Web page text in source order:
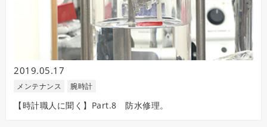
2019.05.17
メンテナンス 腕時計
【時計職人に聞く】Part.8 防水修理。